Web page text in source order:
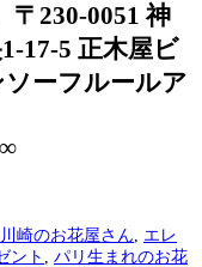
〒230-0051 神
17-5 正木屋ビ
ーフルールア
崎のお花屋さん
エレ
ント
パリ生まれのお花